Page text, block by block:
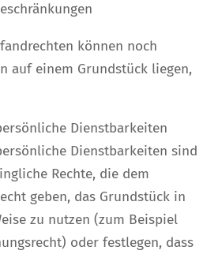
können noch
auf einem Grundstück liegen,
Dienstbarkeiten
Dienstbarkeiten sind
Rechte, die dem
geben, das Grundstück in
zu nutzen (zum Beispiel
oder festlegen, dass